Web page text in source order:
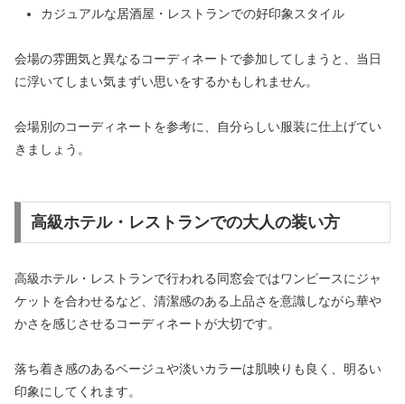
カジュアルな居酒屋・レストランでの好印象スタイル
会場の雰囲気と異なるコーディネートで参加してしまうと、当日
に浮いてしまい気まずい思いをするかもしれません。
会場別のコーディネートを参考に、自分らしい服装に仕上げてい
きましょう。
高級ホテル・レストランでの大人の装い方
高級ホテル・レストランで行われる同窓会ではワンピースにジャ
ケットを合わせるなど、清潔感のある上品さを意識しながら華や
かさを感じさせるコーディネートが大切です。
落ち着き感のあるベージュや淡いカラーは肌映りも良く、明るい
印象にしてくれます。